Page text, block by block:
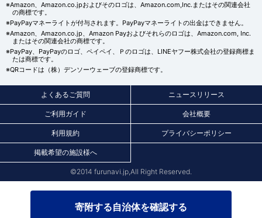
寄附する自治体を確認する
※Amazon、Amazon.co.jpおよびそのロゴは、Amazon.com,Inc.またはその関連会社
の商標です。
※PayPayマネーライトが付与されます。PayPayマネーライトの出金はできません。
※Amazon、Amazon.co.jp、Amazon Payおよびそれらのロゴは、Amazon.com, Inc.
またはその関連会社の商標です。
※PayPay、PayPayのロゴ、ペイペイ、Ｐのロゴは、LINEヤフー株式会社の登録商標ま
たは商標です。
※QRコードは（株）デンソーウェーブの登録商標です。
よくあるご質問 ニュースリリース
ご利用ガイド 会社概要
利用規約 プライバシーポリシー
掲載希望の施設様へ
©2014 furunavi.jp,All Right Reserved.